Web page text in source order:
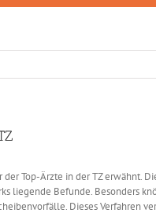
der Top-Ärzte in der TZ
liegende Befunde. Besonders
Dieses Verfahren